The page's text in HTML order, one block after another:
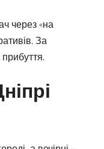
через «на
За